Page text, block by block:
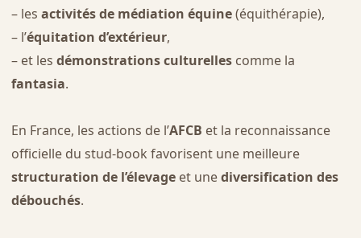
– les activités de médiation équine(équithérapie),
– l’équitation d’extérieur,
– et les démonstrations culturellescomme la
fantasia.
En France, les actions de l’AFCB et la reconnaissance
officielle du stud-book favorisent une meilleure
structuration de l’élevageet unediversification des
débouchés.